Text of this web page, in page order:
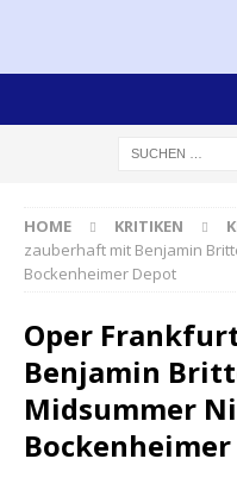
HOME KRITIKEN
zauberhaft mit Benjamin
Bockenheimer Depot
Oper
Benjamin
Midsummer